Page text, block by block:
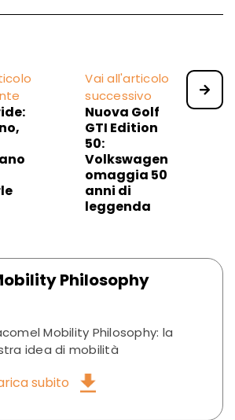
Vai all'articolo
successivo
Nuova Golf
GTI Edition
50:
Volkswagen
omaggia 50
anni di
leggenda
Philosophy
Mobility Philosophy: la
idea di mobilità
subito